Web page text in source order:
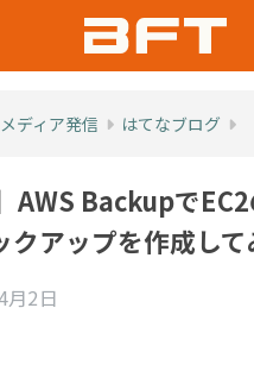
メディア発信 はてなブログ
AWS Backupで
クアップを作成して
月2日